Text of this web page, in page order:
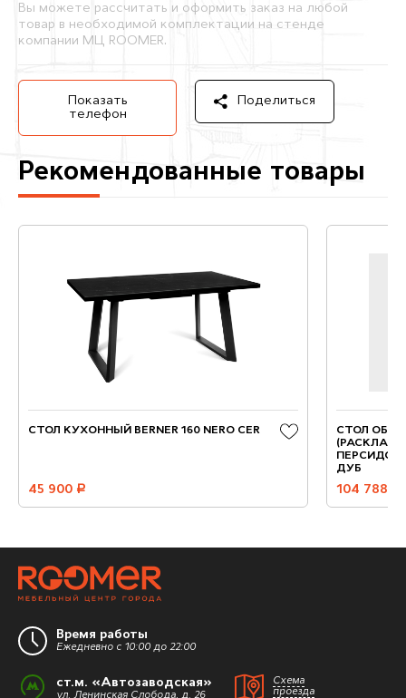
Вы можете рассчитать и оформить заказ на любой
товар в необходимой комплектации на стенде
компании МЦ ROOMER.
Показать
телефон
Поделиться
Рекомендованные товары
СТОЛ КУХОННЫЙ BERNER 160 NERO CER
45 900 руб.
СТОЛ
ДУБ
104 788
Время работы
Ежедневно с 10:00 до 22:00
ст.м. «Автозаводская»
Схема
проезда